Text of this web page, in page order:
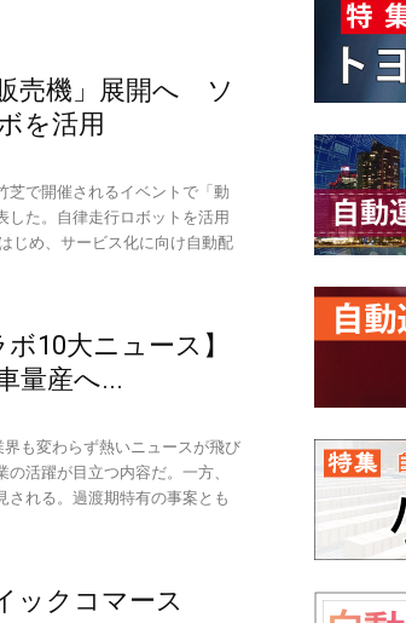
売機」展開へ ソ
を活用
芝で開催されるイベントで「動
した。自律走行ロボットを活用
じめ、サービス化に向け自動配
10大ニュース】
量産へ...
も変わらず熱いニュースが飛び
活躍が目立つ内容だ。一方、
される。過渡期特有の事案とも
ックコマース